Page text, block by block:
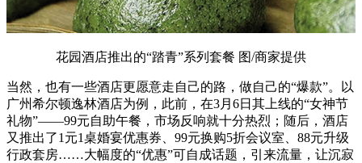
花园酒店推出的“踏青”系列套餐 图/商家提供
当然，也有一些酒店更愿意走自己的路，做自己的“爆款”。以
广州希尔顿逸林酒店为例，此前，在3月6日其上线的“女神节
礼物”——99元自助午餐，市场反响就十分热烈；随后，酒店
又推出了1元1桌婚宴优惠券、99元换购5折会议室、88元升级
行政套房……大幅度的“优惠”可自成话题，引来流量，让沉寂